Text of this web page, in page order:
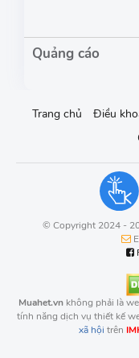
Trang chủ Điều
© Copyright 2024 -
Muahet.vn không phải là
tính năng dịch vụ thiết kế
xã hội trên